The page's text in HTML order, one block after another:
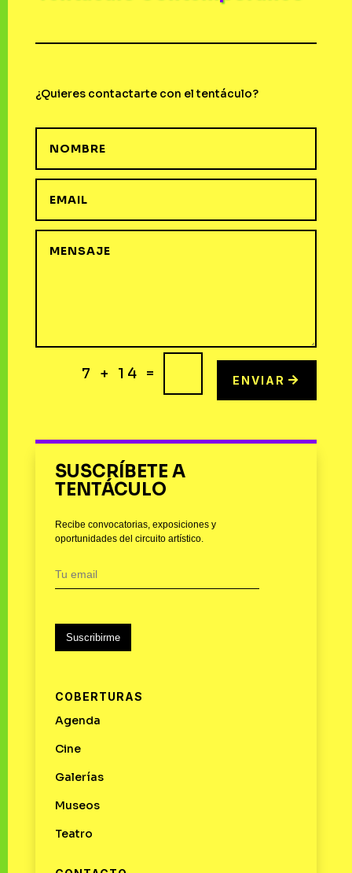
¿Quieres contactarte con el tentáculo?
7 + 14 = ENVIAR
SUSCRÍBETE A
TENTÁCULO
Recibe convocatorias, exposiciones y
oportunidades del circuito artístico.
Suscribirme
COBERTURAS
Agenda
Cine
Galerías
Museos
Teatro